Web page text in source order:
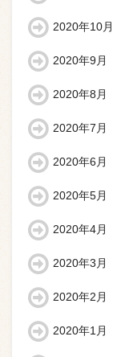
2020年10月
2020年9月
2020年8月
2020年7月
2020年6月
2020年5月
2020年4月
2020年3月
2020年2月
2020年1月